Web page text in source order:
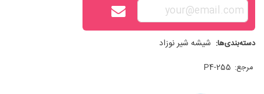
دسته‌بندی‌ها: شیشه شیر نوزاد
مرجع: 255-P4